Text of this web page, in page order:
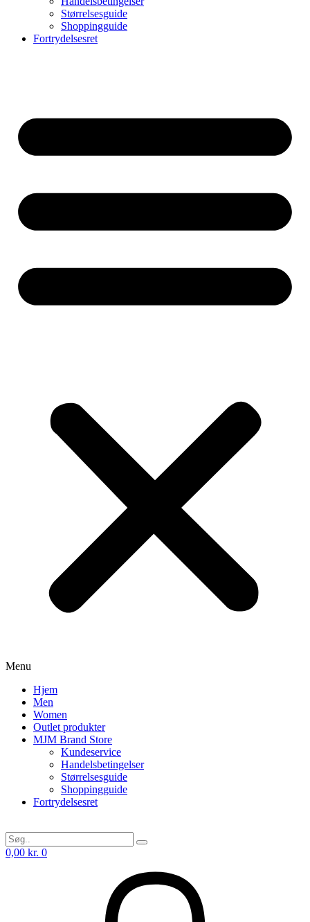
Størrelsesguide
Shoppingguide
Fortrydelsesret
Menu
Hjem
Men
Women
Outlet produkter
MJM Brand Store
Kundeservice
Handelsbetingelser
Størrelsesguide
Shoppingguide
Fortrydelsesret
0,00 kr. 0